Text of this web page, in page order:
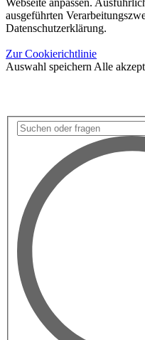
ausgeführten
Datenschutzerklärung.
Zur Cookierichtlinie
Auswahl speichern Alle